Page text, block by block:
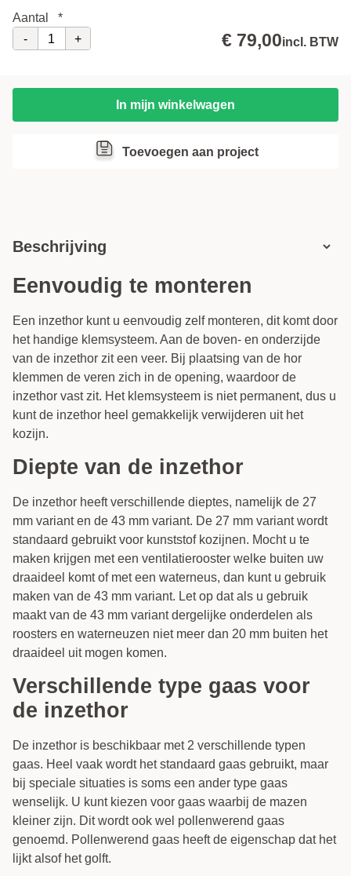
Beschrijving
Eenvoudig te monteren
Een inzethor kunt u eenvoudig zelf monteren, dit komt door
het handige klemsysteem. Aan de boven- en onderzijde
van de inzethor zit een veer. Bij plaatsing van de hor
klemmen de veren zich in de opening, waardoor de
inzethor vast zit. Het klemsysteem is niet permanent, dus u
kunt de inzethor heel gemakkelijk verwijderen uit het
kozijn.
Diepte van de inzethor
De inzethor heeft verschillende dieptes, namelijk de 27
mm variant en de 43 mm variant. De 27 mm variant wordt
standaard gebruikt voor kunststof kozijnen. Mocht u te
maken krijgen met een ventilatierooster welke buiten uw
draaideel komt of met een waterneus, dan kunt u gebruik
maken van de 43 mm variant. Let op dat als u gebruik
maakt van de 43 mm variant dergelijke onderdelen als
roosters en waterneuzen niet meer dan 20 mm buiten het
draaideel uit mogen komen.
Verschillende type gaas voor
de inzethor
De inzethor is beschikbaar met 2 verschillende typen
gaas. Heel vaak wordt het standaard gaas gebruikt, maar
bij speciale situaties is soms een ander type gaas
wenselijk. U kunt kiezen voor gaas waarbij de mazen
kleiner zijn. Dit wordt ook wel pollenwerend gaas
genoemd. Pollenwerend gaas heeft de eigenschap dat het
lijkt alsof het golft.
Type gaas
Aantal
*
-
+ € 79,00incl. BTW
In mijn winkelwagen
Toevoegen aan project